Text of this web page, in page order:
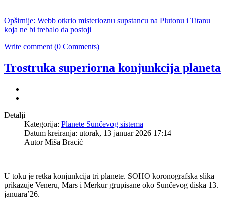
Opširnije: Webb otkrio misterioznu supstancu na Plutonu i Titanu
koja ne bi trebalo da postoji
Write comment (0 Comments)
Trostruka superiorna konjunkcija planeta
Detalji
Kategorija: Planete Sunčevog sistema
Datum kreiranja: utorak, 13 januar 2026 17:14
Autor Miša Bracić
U toku je retka konjunkcija tri planete. SOHO koronografska slika
prikazuje Veneru, Mars i Merkur grupisane oko Sunčevog diska 13.
januara’26.